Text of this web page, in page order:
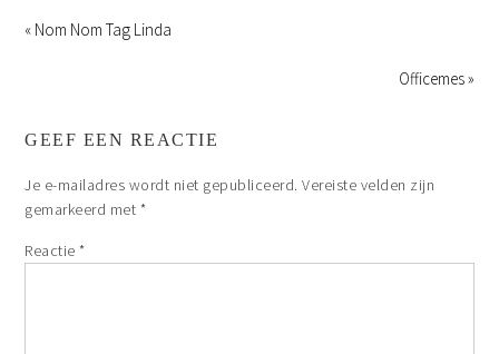
« Nom Nom Tag Linda
Officemes »
GEEF EEN REACTIE
Je e-mailadres wordt niet gepubliceerd. Vereiste velden zijn
gemarkeerd met *
Reactie*